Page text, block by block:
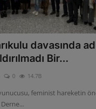
davasında
Bir...
0 14.7B
feminist hareketin